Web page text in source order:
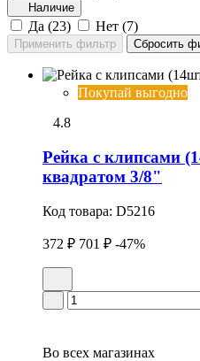
Наличие
Да (23) Нет (7)
Покупай выгодно
4.8
Рейка с клипсами
квадратом 3/8"
Код товара: D5216
372 ₽ 701 ₽ -47%
Во всех магазинах